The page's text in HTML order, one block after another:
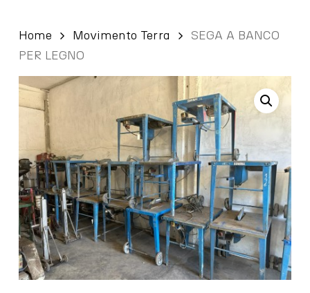
Home Movimento Terra
SEGA A BANCO
PER LEGNO